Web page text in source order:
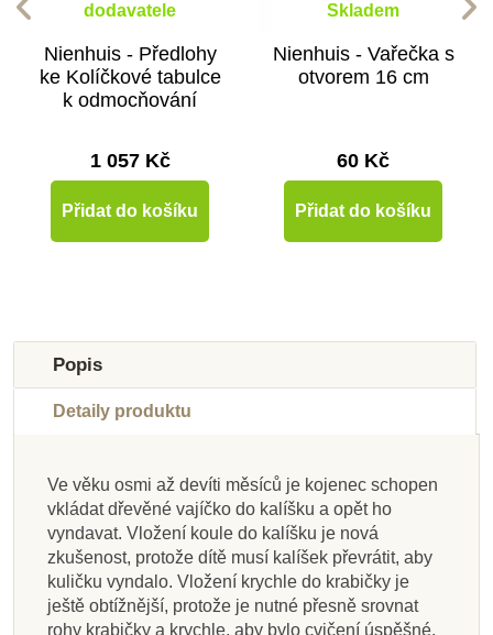
dodavatele
Nienhuis - Předlohy
ke Kolíčkové tabulce
k odmocňování
1 057 Kč
Přidat do košíku
Skladem
Nienhuis - Vařečka s
otvorem 16 cm
60 Kč
Přidat do košíku
Skladem u
dodavatele
Nienhuis - Zapínací
rám se suchým
zipem
Skladem
Nienhuis - Mini
Lopatka, zelená
Skladem u
dodavatele
Nienhuis - Tisícový
řetěz (umělé perličky)
Skladem u
dodavatele
Nienhuis - Větné
členy, citoslovce, 100
ks
Nedostupné
Nienhuis - Kulatý stůl
oranžový (115 x 46
cm)
Na dotaz
Nienhuis - Puzzle -
mapa Asie
Skladem u
dodavatele
Nienhuis - Kostičky
pro počítání s
desetinnými čísly
Skladem
Nienhuis - Stěrka na
těsto
Popis
Detaily produktu
Ve věku osmi až devíti měsíců je kojenec schopen
vkládat dřevěné vajíčko do kalíšku a opět ho
vyndavat. Vložení koule do kalíšku je nová
zkušenost, protože dítě musí kalíšek převrátit, aby
kuličku vyndalo. Vložení krychle do krabičky je
ještě obtížnější, protože je nutné přesně srovnat
rohy krabičky a krychle, aby bylo cvičení úspěšné.